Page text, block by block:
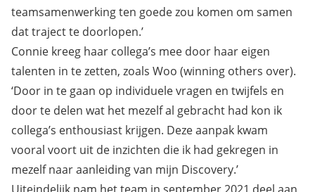
teamsamenwerking ten goede zou komen om samen
dat traject te doorlopen.’
Connie kreeg haar collega’s mee door haar eigen
talenten in te zetten, zoals Woo (winning others over).
‘Door in te gaan op individuele vragen en twijfels en
door te delen wat het mezelf al gebracht had kon ik
collega’s enthousiast krijgen. Deze aanpak kwam
vooral voort uit de inzichten die ik had gekregen in
mezelf naar aanleiding van mijn Discovery.’
Uiteindelijk nam het team in september 2021 deel aan